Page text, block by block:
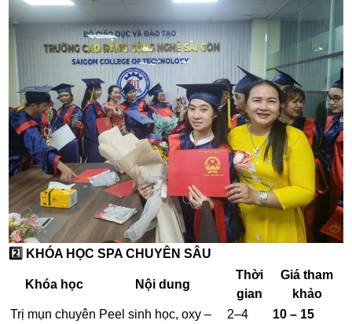
2️⃣ KHÓA HỌC SPA CHUYÊN SÂU
Khóa học Nội dung
Thời
gian
Giá tham
khảo
Trị mụn chuyên Peel sinh học, oxy –
2–4
10 – 15